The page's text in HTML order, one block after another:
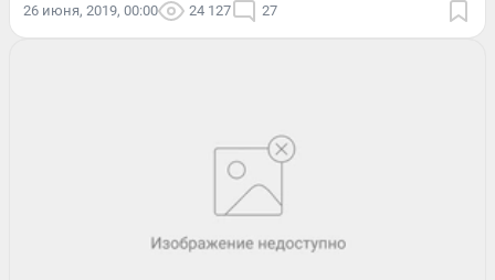
26 июня, 2019, 00:00 24 127 27